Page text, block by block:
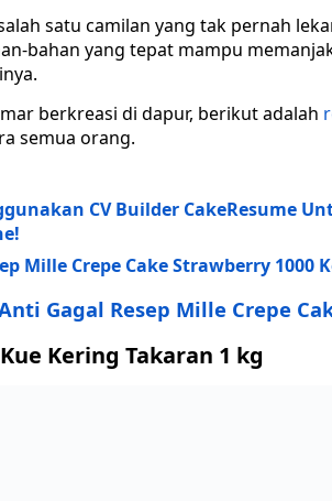
satu camilan yang tak pernah
bahan yang tepat mampu
berkreasi di dapur, berikut adalah
semua orang.
CV Builder CakeResume
Mille Crepe Cake Strawberry 1000
Gagal Resep Mille Crepe
Kering Takaran 1 kg